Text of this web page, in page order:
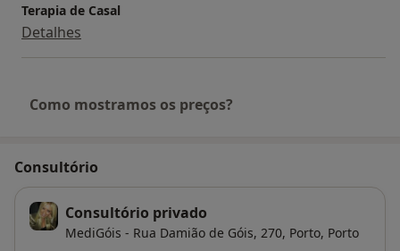
Terapia de Casal
Detalhes
Como mostramos os preços?
Consultório
Consultório privado
MediGóis - Rua Damião de Góis, 270, Porto, Porto